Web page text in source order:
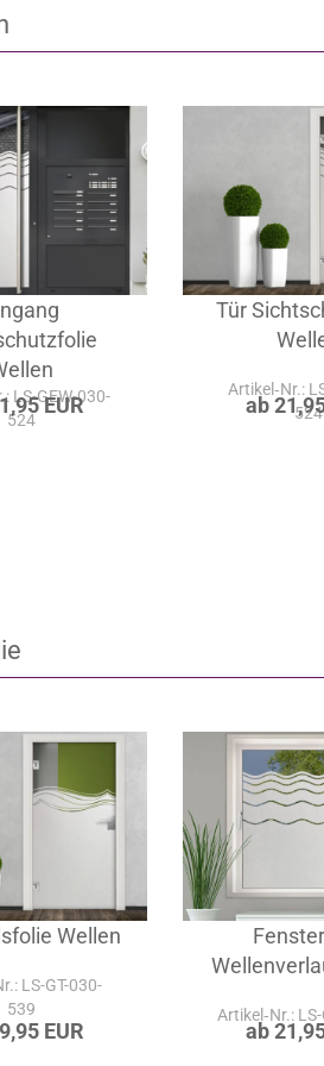
LS-GEW-030-
524
EUR
Tür
Artikel‑Nr.:
524
ab
Wellen
LS-GT-030-
539
EUR
Artikel‑Nr.:
ab